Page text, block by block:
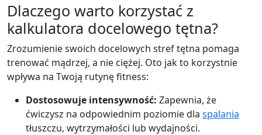
Dlaczego warto korzystać z
kalkulatora docelowego tętna?
Zrozumienie swoich docelowych stref tętna pomaga
trenować mądrzej, a nie ciężej. Oto jak to korzystnie
wpływa na Twoją rutynę fitness:
Dostosowuje intensywność: Zapewnia, że
ćwiczysz na odpowiednim poziomie dla spalania
tłuszczu, wytrzymałości lub wydajności.